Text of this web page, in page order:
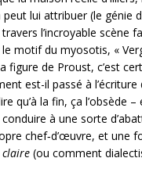
peut lui attribuer (le génie
l’incroyable
motif du myosotis, «
figure de Proust, c’est
est-il passé à l’écriture
qu’à la fin, ça l’obsède
à une sorte
chef‑d’œuvre, et
claire (ou comment